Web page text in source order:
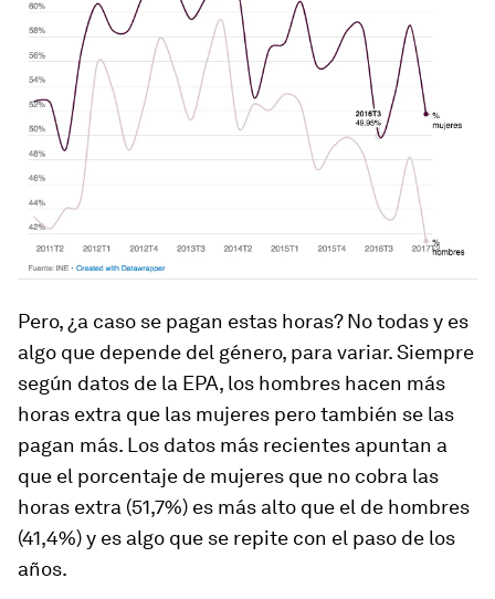
Pero, ¿a caso se pagan estas horas? No todas y es
algo que depende del género, para variar. Siempre
según datos de la EPA, los hombres hacen más
horas extra que las mujeres pero también se las
pagan más. Los datos más recientes apuntan a
que el porcentaje de mujeres que no cobra las
horas extra (51,7%) es más alto que el de hombres
(41,4%) y es algo que se repite con el paso de los
años.